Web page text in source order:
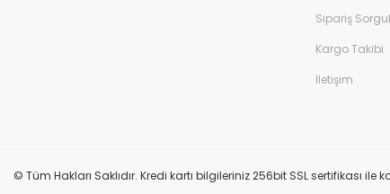
Sipariş
Kargo Takibi
İletişim
© Tüm Hakları Saklıdır. Kredi kartı bilgileriniz 256bit SSL sertifikası ile